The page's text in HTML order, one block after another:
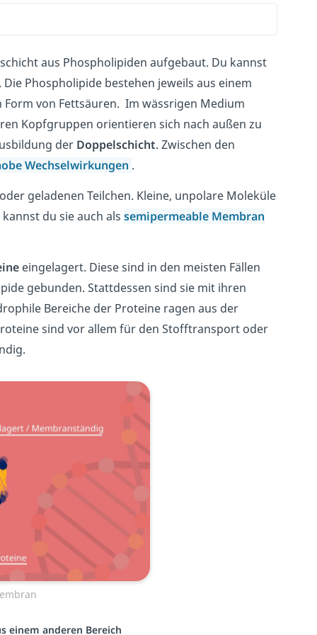
aus Phospholipiden aufgebaut. Du kannst
Phospholipide bestehen jeweils aus einem
Form von Fettsäuren. Im wässrigen Medium
Kopfgruppen orientieren sich nach außen zu
der Doppelschicht. Zwischen den
Wechselwirkungen .
geladenen Teilchen. Kleine, unpolare Moleküle
du sie auch als semipermeable Membran
eingelagert. Diese sind in den meisten Fällen
gebunden. Stattdessen sind sie mit ihren
Bereiche der Proteine ragen aus der
sind vor allem für den Stofftransport oder
einem anderen Bereich